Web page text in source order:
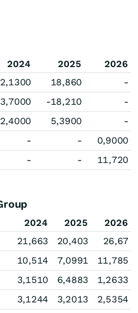
2024 2025
2026
2,1300 18,860
-
3,7000 -18,210
-
2,4000 5,3900
-
- -
0,9000
- - 11,720
2024 2025
2026
21,663 20,403
26,67
10,514 7,0991
11,785
3,1510 6,4883
1,2633
3,1244 3,2013 2,5354